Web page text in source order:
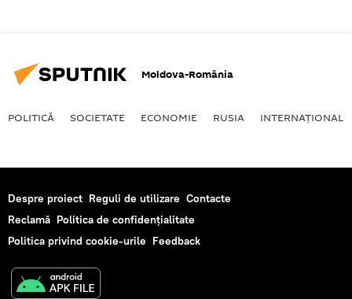
Moldova-România
POLITICĂ SOCIETATE ECONOMIE RUSIA INTERNAŢIONAL
Despre proiect Reguli de utilizare Contacte
Reclamă Politica de confidențialitate
Politica privind cookie-urile Feedback